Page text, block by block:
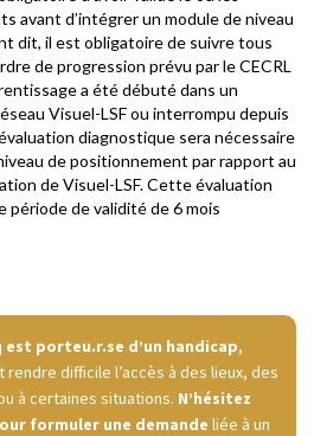
avant d’intégrer un module de niveau
dit, il est obligatoire de suivre tous
de progression prévu par le CECRL
a été débuté dans un
Visuel-LSF ou interrompu depuis
diagnostique sera nécessaire
de positionnement par rapport au
de Visuel-LSF. Cette évaluation
période de validité de 6 mois
est porteu.r.se d’un handicap,
difficile l’accès à des lieux, des
à certaines situations. N’hésitez
formuler une demande liée à un